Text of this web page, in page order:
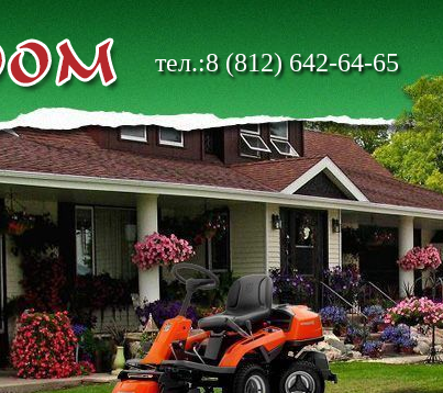
тел.:8 (812) 642-64-65